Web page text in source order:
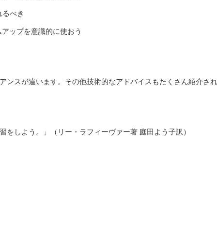
べき
ップを意識的に使おう
ンスが違います。その他技術的なアドバイスもたくさん紹介さ
しよう。」（リー・ラフィーヴァー著 庭田よう子訳）